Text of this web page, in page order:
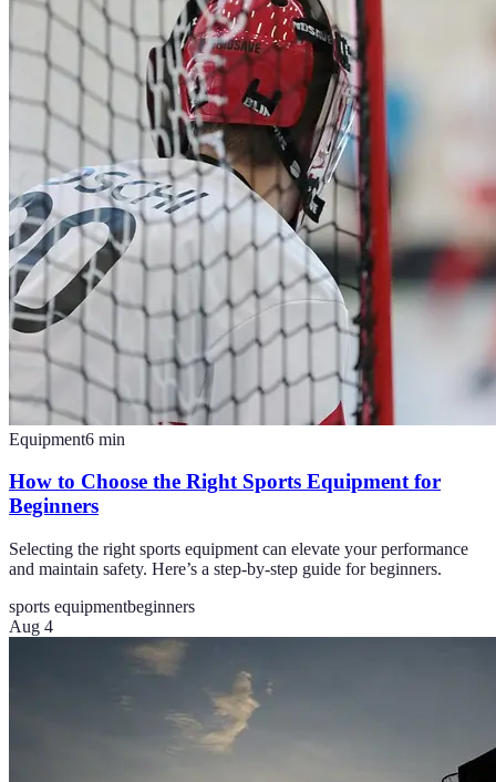
Equipment6 min
How to Choose the Right Sports Equipment for
Beginners
Selecting the right sports equipment can elevate your performance
and maintain safety. Here’s a step-by-step guide for beginners.
sports equipmentbeginners
Aug 4